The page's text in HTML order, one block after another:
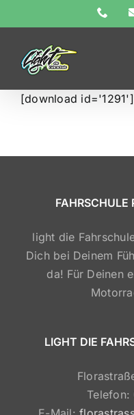
to
content
[download id='1291']
FAHRSCHULE
light die
Dich bei Deinem
da! Für Deinen
LIGHT DIE
Telefon: